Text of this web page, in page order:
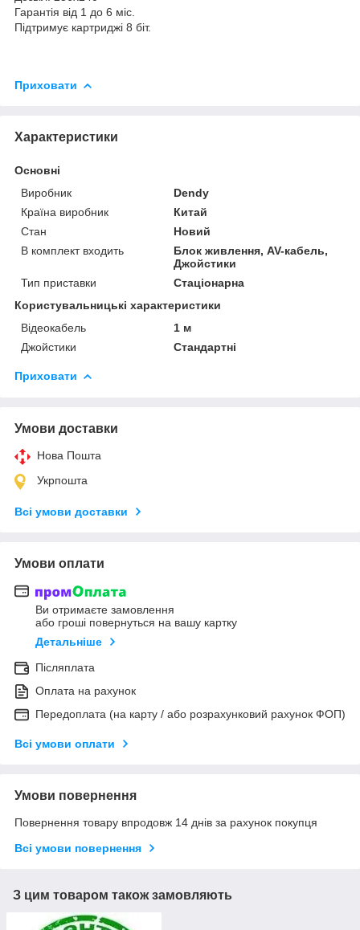
Гарантія від 1 до 6 міс.
Підтримує картриджі 8 біт.
Приховати
Характеристики
Основні
Виробник
Dendy
Країна виробник
Китай
Стан
Новий
В комплект входить
Блок живлення, AV-кабель,
Джойстики
Тип приставки
Стаціонарна
Користувальницькі характеристики
Відеокабель
1 м
Джойстики
Стандартні
Приховати
Умови доставки
Нова Пошта
Укрпошта
Всі умови доставки
Умови оплати
Ви отримаєте замовлення
або гроші повернуться на вашу картку
Детальніше
Післяплата
Оплата на рахунок
Передоплата (на карту / або розрахунковий рахунок ФОП)
Всі умови оплати
Умови повернення
Повернення товару впродовж 14 днів за рахунок покупця
Всі умови повернення
З цим товаром також замовляють